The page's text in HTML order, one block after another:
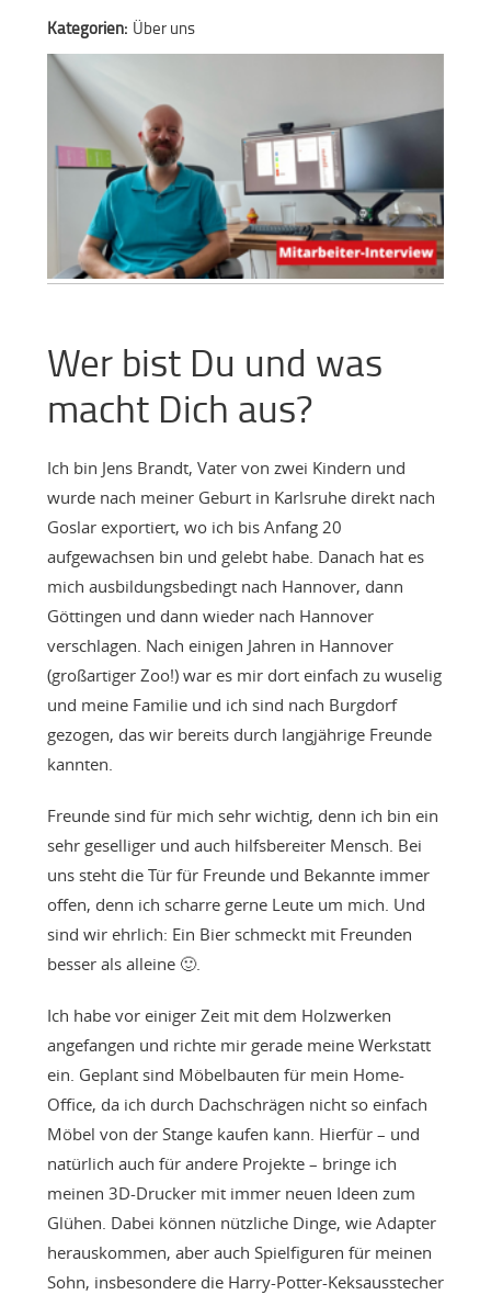
Kategorien: Über uns
Wer bist Du und was
macht Dich aus?
Ich bin Jens Brandt, Vater von zwei Kindern und
wurde nach meiner Geburt in Karlsruhe direkt nach
Goslar exportiert, wo ich bis Anfang 20
aufgewachsen bin und gelebt habe. Danach hat es
mich ausbildungsbedingt nach Hannover, dann
Göttingen und dann wieder nach Hannover
verschlagen. Nach einigen Jahren in Hannover
(großartiger Zoo!) war es mir dort einfach zu wuselig
und meine Familie und ich sind nach Burgdorf
gezogen, das wir bereits durch langjährige Freunde
kannten.
Freunde sind für mich sehr wichtig, denn ich bin ein
sehr geselliger und auch hilfsbereiter Mensch. Bei
uns steht die Tür für Freunde und Bekannte immer
offen, denn ich scharre gerne Leute um mich. Und
sind wir ehrlich: Ein Bier schmeckt mit Freunden
besser als alleine 🙂.
Ich habe vor einiger Zeit mit dem Holzwerken
angefangen und richte mir gerade meine Werkstatt
ein. Geplant sind Möbelbauten für mein Home-
Office, da ich durch Dachschrägen nicht so einfach
Möbel von der Stange kaufen kann. Hierfür – und
natürlich auch für andere Projekte – bringe ich
meinen 3D-Drucker mit immer neuen Ideen zum
Glühen. Dabei können nützliche Dinge, wie Adapter
herauskommen, aber auch Spielfiguren für meinen
Sohn, insbesondere die Harry-Potter-Keksausstecher